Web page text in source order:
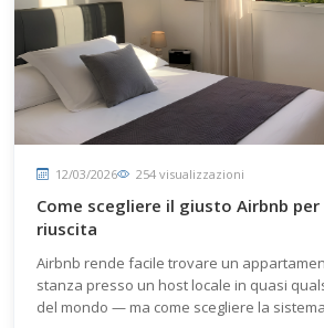
12/03/2026 254 visualizzazioni
Come scegliere il giusto Airbnb per
riuscita
Airbnb rende facile trovare un
stanza presso un host locale in quasi
del mondo — ma come scegliere la